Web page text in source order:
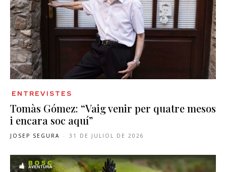
ENTREVISTES
Tomàs Gómez: “Vaig venir per quatre mesos
i encara soc aquí”
JOSEP SEGURA - 31 DE JULIOL DE 2026